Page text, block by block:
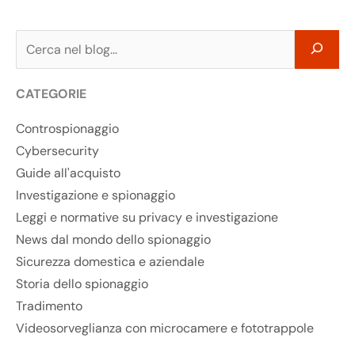
e
r
a
CATEGORIE
Controspionaggio
Cybersecurity
Guide all'acquisto
Investigazione e spionaggio
Leggi e normative su privacy e investigazione
News dal mondo dello spionaggio
Sicurezza domestica e aziendale
Storia dello spionaggio
Tradimento
Videosorveglianza con microcamere e fototrappole